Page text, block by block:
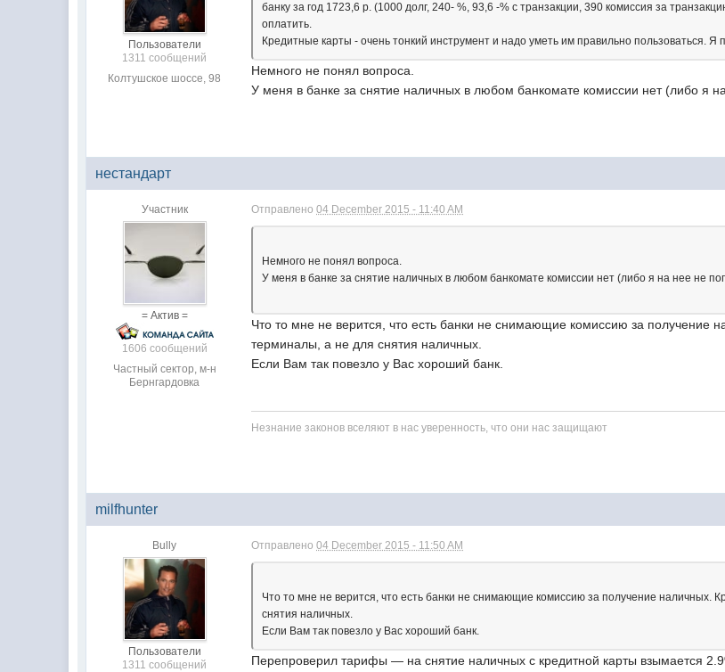
Пользователи
1311 сообщений
Колтушское шоссе, 98
банку за год 1723,6 р. (1000 долг, 240- %, 93,6 -% с транзакции, 390 комиссия за
оплатить.
Кредитные карты - очень тонкий инструмент и надо уметь им правильно пользоваться. Я
Немного не понял вопроса.
У меня в банке за снятие наличных в любом банкомате комиссии нет (либо я
нестандарт
Участник
= Актив =
1606 сообщений
Частный сектор, м-н
Бернгардовка
Отправлено04 December 2015 - 11:40 AM
Немного не понял вопроса.
У меня в банке за снятие наличных в любом банкомате комиссии нет (либо я на нее не
Что то мне не верится, что есть банки не снимающие комиссию за получение
терминалы, а не для снятия наличных.
Если Вам так повезло у Вас хороший банк.
Незнание законов вселяют в нас уверенность, что они нас защищают
milfhunter
Bully
Пользователи
1311 сообщений
Отправлено04 December 2015 - 11:50 AM
Что то мне не верится, что есть банки не снимающие комиссию за получение наличных.
снятия наличных.
Если Вам так повезло у Вас хороший банк.
Перепроверил тарифы — на снятие наличных с кредитной карты взымается